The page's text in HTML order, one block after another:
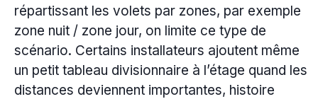
répartissant les volets par zones, par exemple
zone nuit / zone jour, on limite ce type de
scénario. Certains installateurs ajoutent même
un petit tableau divisionnaire à l’étage quand les
distances deviennent importantes, histoire